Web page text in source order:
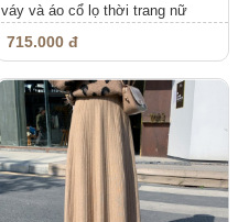
váy và áo cổ lọ thời trang nữ
715.000 đ